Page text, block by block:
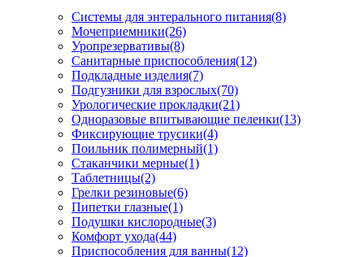
Системы для энтерального питания(8)
Мочеприемники(26)
Уропрезервативы(8)
Санитарные приспособления(12)
Подкладные изделия(7)
Подгузники для взрослых(70)
Урологические прокладки(21)
Одноразовые впитывающие пеленки(13)
Фиксирующие трусики(4)
Поильник полимерный(1)
Стаканчики мерные(1)
Таблетницы(2)
Грелки резиновые(6)
Пипетки глазные(1)
Подушки кислородные(3)
Комфорт ухода(44)
Приспособления для ванны(12)